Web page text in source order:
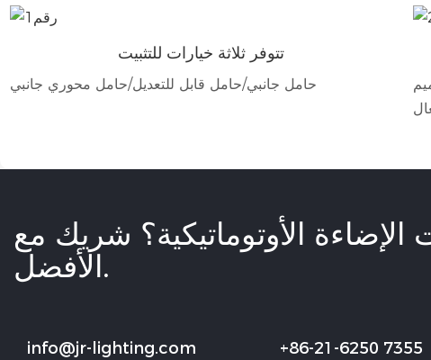
تتوفر ثلاثة خيارات للتثبيت
حامل جانبي/حامل قابل للتعديل/حامل محوري جانبي
الأوتوماتيكية؟ شريك مع
الأفضل.
info@jr-lighting.com +86-21-6250 7355